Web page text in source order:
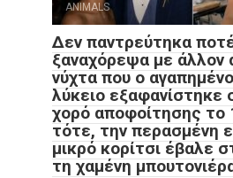
ANIMALS
Δεν παντρεύτηκα
ξαναχόρεψα με άλλον
νύχτα που ο
λύκειο εξαφανίστηκε
χορό αποφοίτησης το
τότε, την περασμένη
μικρό κορίτσι έβαλε
τη χαμένη